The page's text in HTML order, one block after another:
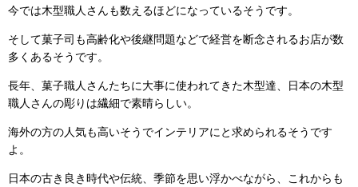
今では木型職人さんも数えるほどになっているそうです。
そして菓子司も高齢化や後継問題などで経営を断念されるお店が数
多くあるそうです。
長年、菓子職人さんたちに大事に使われてきた木型達、日本の木型
職人さんの彫りは繊細で素晴らしい。
海外の方の人気も高いそうでインテリアにと求められるそうです
よ。
日本の古き良き時代や伝統、季節を思い浮かべながら、これからも